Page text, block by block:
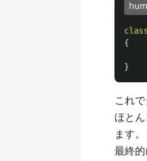
class
{
}
これ
ほと
ます。
最終